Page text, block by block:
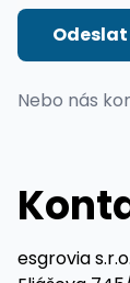
Nebo nás
esgrovia s.r.o.